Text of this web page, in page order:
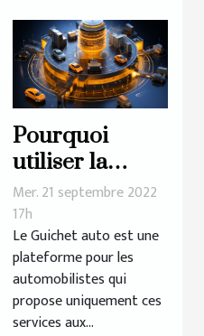
Pourquoi
utiliser la
plateforme
guichet auto ?
Mer. 21 septembre 2022
17h
Le Guichet auto est une
plateforme pour les
automobilistes qui
propose uniquement ces
services aux...